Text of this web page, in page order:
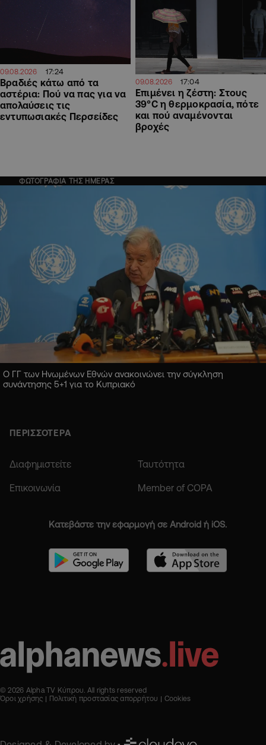
09.08.2026 17:24
Βραδιές κάτω από τα
αστέρια: Πού να πας για να
απολαύσεις τις
εντυπωσιακές Περσείδες
09.08.2026 17:04
Επιμένει η ζέστη: Στους
39°C η θερμοκρασία, πότε
και πού αναμένονται
βροχές
ΦΩΤΟΓΡΑΦΙΑ ΤΗΣ ΗΜΕΡΑΣ
Ο ΓΓ των Ηνωμένων Εθνών ανακοινώνει την σύγκληση
συνάντησης 5+1 για το Κυπριακό
ΠΕΡΙΣΣΟΤΕΡΑ
Διαφημιστείτε Ταυτότητα
Επικοινωνία Member of COPA
Κατεβάστε την εφαρμογή σε Android ή iOS.
© 2026 Alpha TV Κύπρου. All rights reserved
Όροι χρήσης
Πολιτική προστασίας απορρήτου Cookies